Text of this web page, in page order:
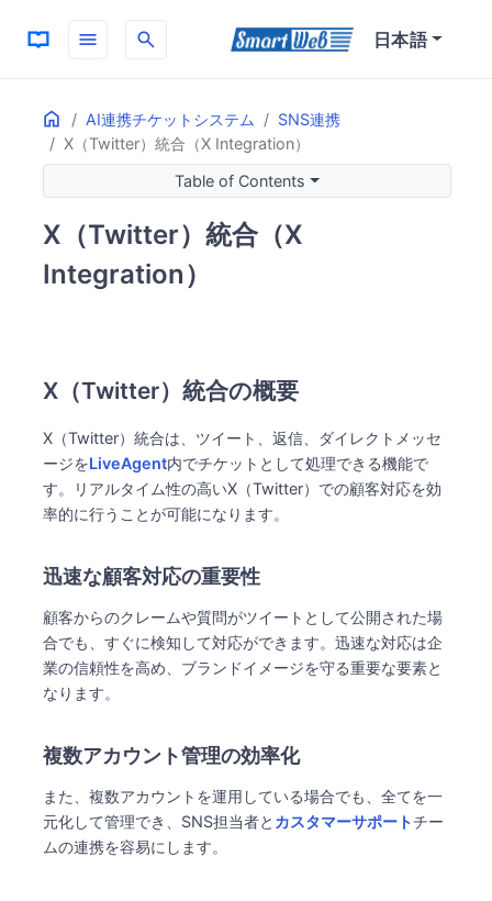
menu search 日本語
Home AI連携チケットシステム
SNS連携
X（Twitter）統合（X Integration）
ON THIS PAGE
X（Twitter）統合の概要
迅速な顧客対応の重要性
複数アカウント管理の効率化
主な機能と利点
チケット管理機能
ブランド保護
Table of Contents
X（Twitter）統合（X
Integration）
X（Twitter）統合の概要
X（Twitter）統合は、ツイート、返信、ダイレクトメッセ
ージをLiveAgent内でチケットとして処理できる機能で
す。リアルタイム性の高いX（Twitter）での顧客対応を効
率的に行うことが可能になります。
迅速な顧客対応の重要性
顧客からのクレームや質問がツイートとして公開された場
合でも、すぐに検知して対応ができます。迅速な対応は企
業の信頼性を高め、ブランドイメージを守る重要な要素と
なります。
複数アカウント管理の効率化
また、複数アカウントを運用している場合でも、全てを一
元化して管理でき、SNS担当者と カスタマーサポートチー
ムの連携を容易にします。